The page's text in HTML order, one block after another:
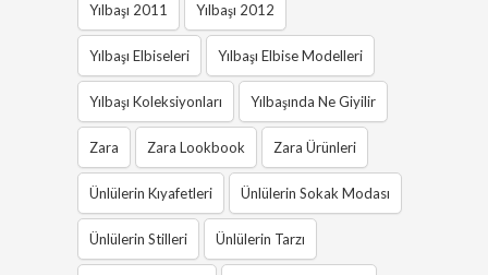
Yılbaşı 2011 Yılbaşı 2012
Yılbaşı Elbiseleri Yılbaşı Elbise Modelleri
Yılbaşı Koleksiyonları Yılbaşında Ne Giyilir
Zara Zara Lookbook Zara Ürünleri
Ünlülerin Kıyafetleri Ünlülerin Sokak Modası
Ünlülerin Stilleri Ünlülerin Tarzı